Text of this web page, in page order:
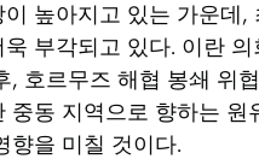
높아지고 있는 가운데
부각되고 있다. 이란
, 호르무즈 해협 봉쇄 위
중동 지역으로 향하는
향을 미칠 것이다.